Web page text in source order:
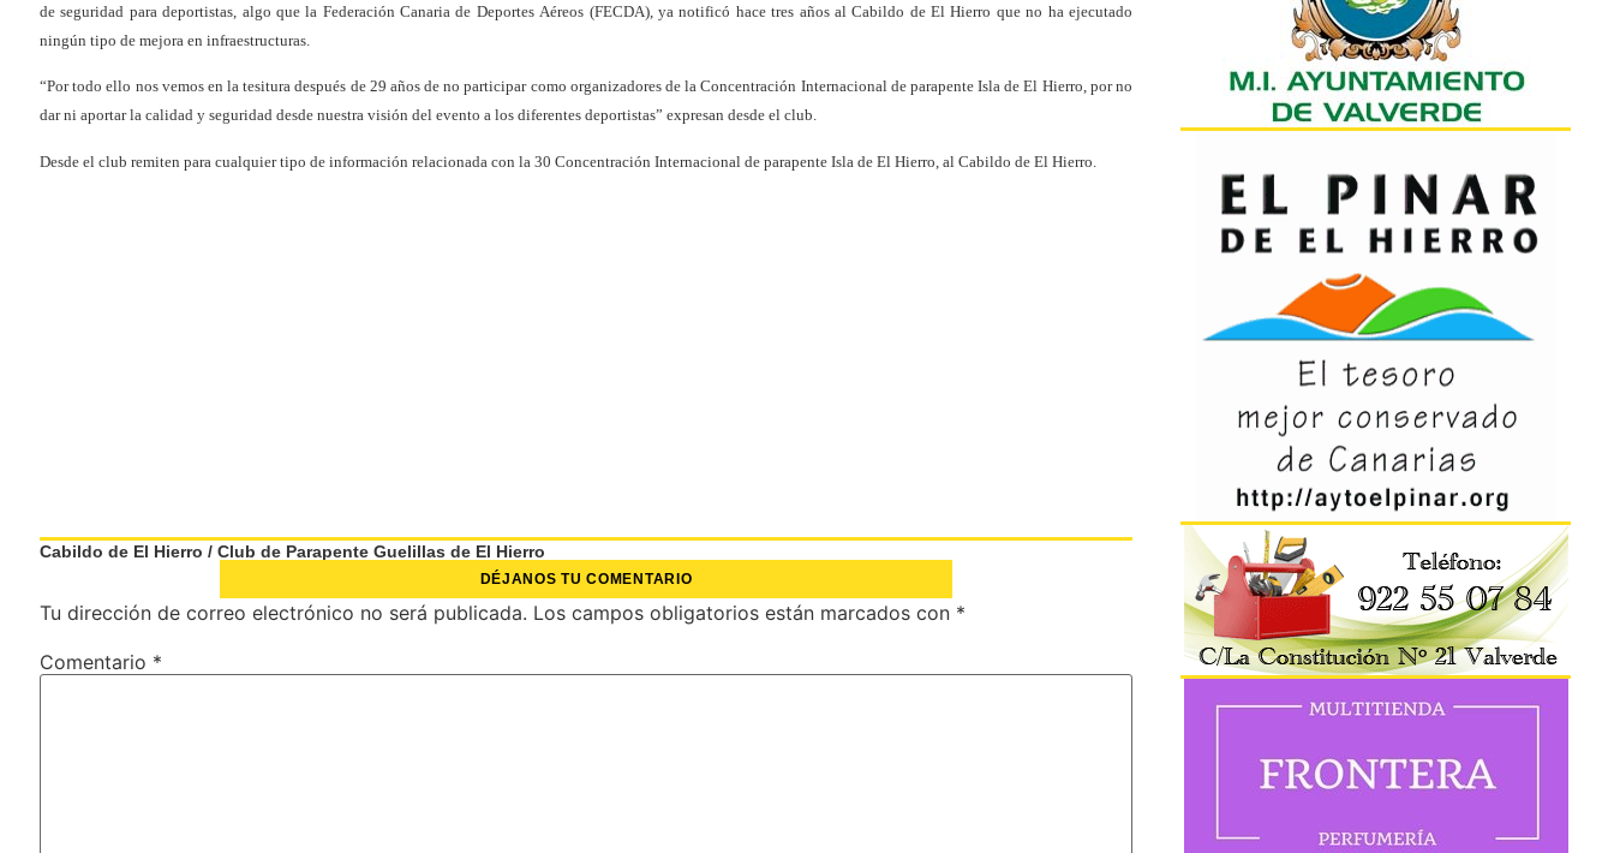
de seguridad para deportistas, algo que la Federación Canaria de Deportes Aéreos (FECDA), ya notificó hace tres años al Cabildo de El Hierro que no ha ejecutado
ningún tipo de mejora en infraestructuras.
“Por todo ello nos vemos en la tesitura después de 29 años de no participar como organizadores de la Concentración Internacional de parapente Isla de El Hierro, por no
dar ni aportar la calidad y seguridad desde nuestra visión del evento a los diferentes deportistas” expresan desde el club.
Desde el club remiten para cualquier tipo de información relacionada con la 30 Concentración Internacional de parapente Isla de El Hierro, al Cabildo de El Hierro.
Cabildo de El Hierro / Club de Parapente Guelillas de El Hierro
DÉJANOS TU COMENTARIO
Tu dirección de correo electrónico no será publicada. Los campos obligatorios están marcados con *
Comentario *